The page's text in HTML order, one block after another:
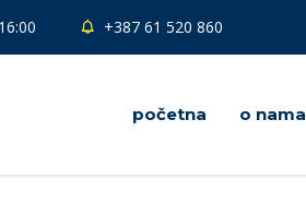
+387 61 520 860
početna o nama